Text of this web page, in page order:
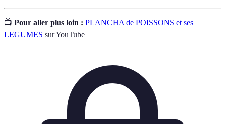
📺 Pour aller plus loin : PLANCHA de POISSONS et ses
LEGUMES sur YouTube